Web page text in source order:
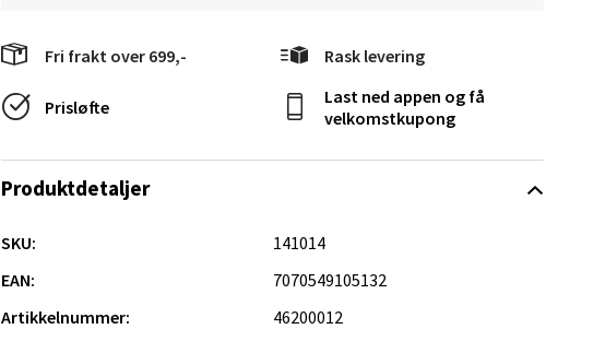
Fri frakt over 699,- Rask levering
Prisløfte
Last ned appen og få
velkomstkupong
Produktdetaljer
SKU:
141014
EAN:
7070549105132
Artikkelnummer:
46200012